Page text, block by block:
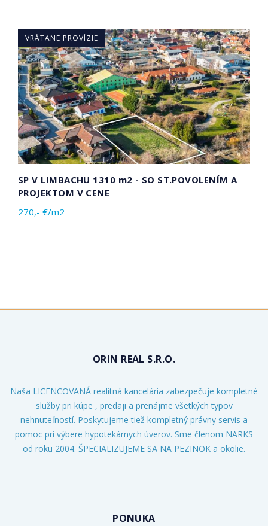
VRÁTANE PROVÍZIE
SP V LIMBACHU 1310 m2 - SO ST.POVOLENÍM A
PROJEKTOM V CENE
270,- €/m2
ORIN REAL S.R.O.
Naša LICENCOVANÁ realitná kancelária zabezpečuje kompletné
služby pri kúpe , predaji a prenájme všetkých typov
nehnuteľností. Poskytujeme tiež kompletný právny servis a
pomoc pri výbere hypotekárnych úverov. Sme členom NARKS
od roku 2004. ŠPECIALIZUJEME SA NA PEZINOK a okolie.
PONUKA